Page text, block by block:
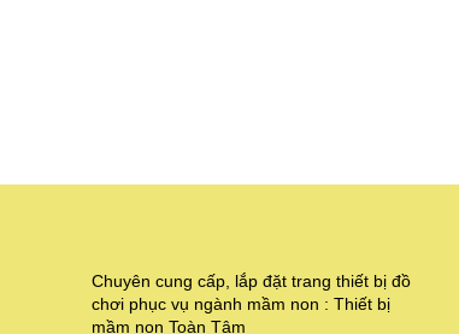
Chuyên cung cấp, lắp đặt trang thiết bị đồ
chơi phục vụ ngành mầm non : Thiết bị
mầm non Toàn Tâm